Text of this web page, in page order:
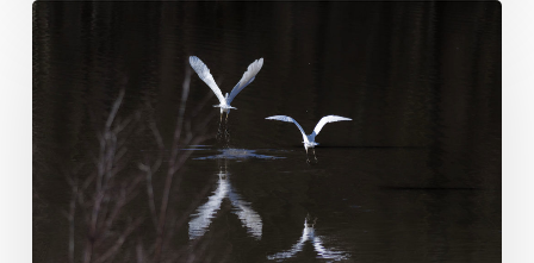
natures
ViVes
(10)